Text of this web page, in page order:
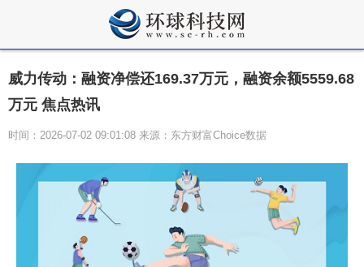
威力传动：融资净偿还169.37万元，融资余额5559.68
万元 焦点热讯
时间：2026-07-02 09:01:08 来源：东方财富Choice数据